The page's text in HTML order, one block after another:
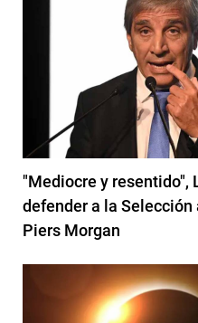
"Mediocre y resentido",
defender a la
Piers Morgan